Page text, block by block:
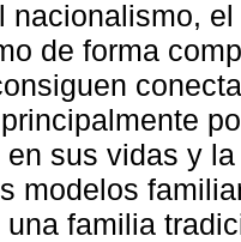
nacionalismo,
de forma
sus vidas y
modelos
familia